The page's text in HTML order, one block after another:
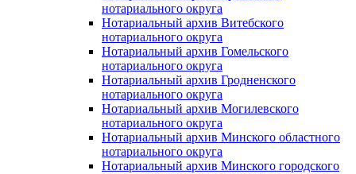
нотариального округа
Нотариальный архив Витебского
нотариального округа
Нотариальный архив Гомельского
нотариального округа
Нотариальный архив Гродненского
нотариального округа
Нотариальный архив Могилевского
нотариального округа
Нотариальный архив Минского областного
нотариального округа
Нотариальный архив Минского городского